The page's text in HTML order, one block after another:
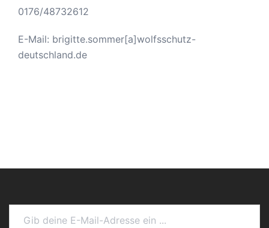
0176/48732612
E-Mail: brigitte.sommer[a]wolfsschutz-
deutschland.de
Gib deine E-Mail-Adresse ein ...